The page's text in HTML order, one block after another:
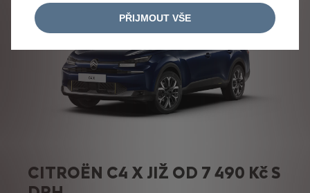
CITROËN C4 X JIŽ OD 7 490 Kč S
PŘIJMOUT VŠE